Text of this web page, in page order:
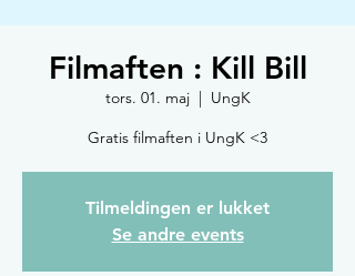
Filmaften : Kill Bill
tors. 01. maj
  |
UngK
Gratis filmaften i UngK <3
Tilmeldingen er lukket
Se andre events